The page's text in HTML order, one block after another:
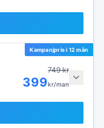
Kampanjpris i 12 mån
749kr
399kr/man